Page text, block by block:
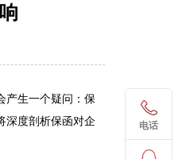
产生一个疑问：保
深度剖析保函对企
电话